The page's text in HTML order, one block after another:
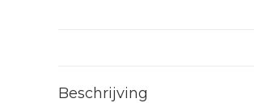
Beschrijving